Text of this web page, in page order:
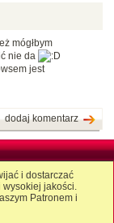
mógłbym
nie da
jest
dodaj komentarz
i dostarczać
wysokiej jakości.
Patronem i